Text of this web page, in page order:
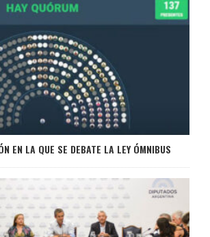
EN LA QUE SE DEBATE LA LEY ÓMNIBUS